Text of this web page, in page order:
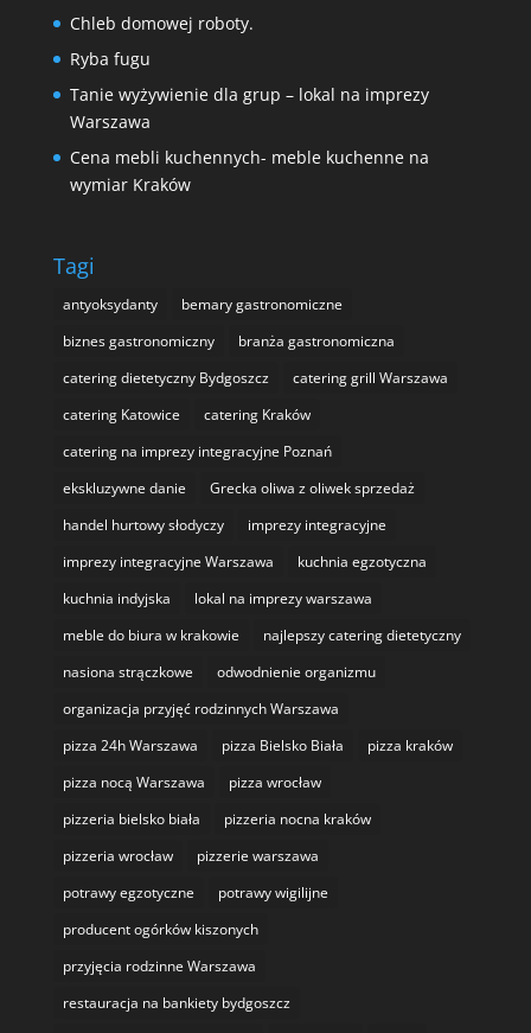
Chleb domowej roboty.
Ryba fugu
Tanie wyżywienie dla grup – lokal na imprezy
Warszawa
Cena mebli kuchennych- meble kuchenne na
wymiar Kraków
Tagi
antyoksydanty
bemary gastronomiczne
biznes gastronomiczny
branża gastronomiczna
catering dietetyczny Bydgoszcz
catering grill Warszawa
catering Katowice
catering Kraków
catering na imprezy integracyjne Poznań
ekskluzywne danie
Grecka oliwa z oliwek sprzedaż
handel hurtowy słodyczy
imprezy integracyjne
imprezy integracyjne Warszawa
kuchnia egzotyczna
kuchnia indyjska
lokal na imprezy warszawa
meble do biura w krakowie
najlepszy catering dietetyczny
nasiona strączkowe
odwodnienie organizmu
organizacja przyjęć rodzinnych Warszawa
pizza 24h Warszawa
pizza Bielsko Biała
pizza kraków
pizza nocą Warszawa
pizza wrocław
pizzeria bielsko biała
pizzeria nocna kraków
pizzeria wrocław
pizzerie warszawa
potrawy egzotyczne
potrawy wigilijne
producent ogórków kiszonych
przyjęcia rodzinne Warszawa
restauracja na bankiety bydgoszcz